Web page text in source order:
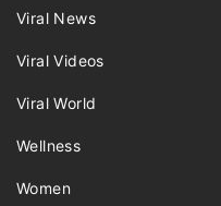
Viral News
Viral Videos
Viral World
Wellness
Women